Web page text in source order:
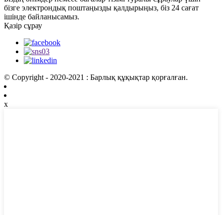
бізге электрондық поштаңызды қалдырыңыз, біз 24 сағат
ішінде байланысамыз.
Қазір сұрау
© Copyright - 2020-2021 : Барлық құқықтар қорғалған.
x